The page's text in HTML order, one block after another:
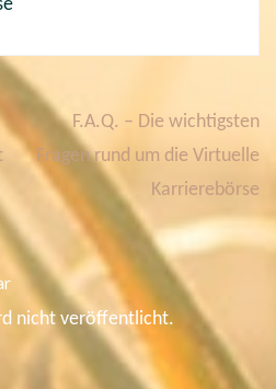
F.A.Q. – Die wichtigsten
Fragen rund um die Virtuelle
Karrierebörse
nicht veröffentlicht.